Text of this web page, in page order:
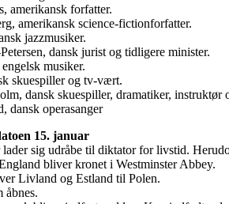
amerikansk forfatter.
amerikansk science-fictionforfatter.
jazzmusiker.
dansk jurist og tidligere minister.
musiker.
skuespiller og tv-vært.
dansk skuespiller, dramatiker, instruktør
dansk operasanger
15. januar
sig udråbe til diktator for livstid.
bliver kronet i Westminster Abbey.
Livland og Estland til Polen.
åbnes.